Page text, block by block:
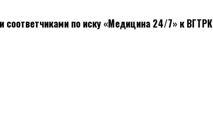
соответчиками по иску «Медицина 24/7» к ВГТРК